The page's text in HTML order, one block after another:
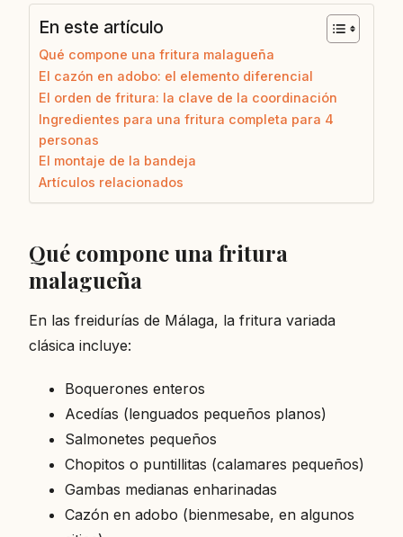
En este artículo
Qué compone una fritura malagueña
El cazón en adobo: el elemento diferencial
El orden de fritura: la clave de la coordinación
Ingredientes para una fritura completa para 4
personas
El montaje de la bandeja
Artículos relacionados
Qué compone una fritura
malagueña
En las freidurías de Málaga, la fritura variada
clásica incluye:
Boquerones enteros
Acedías (lenguados pequeños planos)
Salmonetes pequeños
Chopitos o puntillitas (calamares pequeños)
Gambas medianas enharinadas
Cazón en adobo (bienmesabe, en algunos